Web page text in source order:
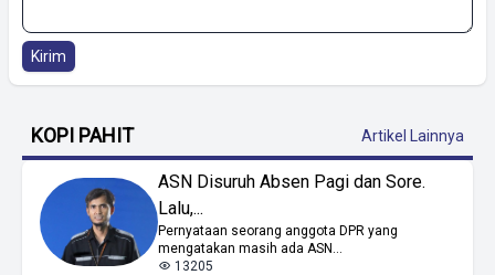
Kirim
KOPI PAHIT Artikel Lainnya
ASN Disuruh Absen Pagi dan Sore.
Lalu,...
Pernyataan seorang anggota DPR yang
mengatakan masih ada ASN...
13205